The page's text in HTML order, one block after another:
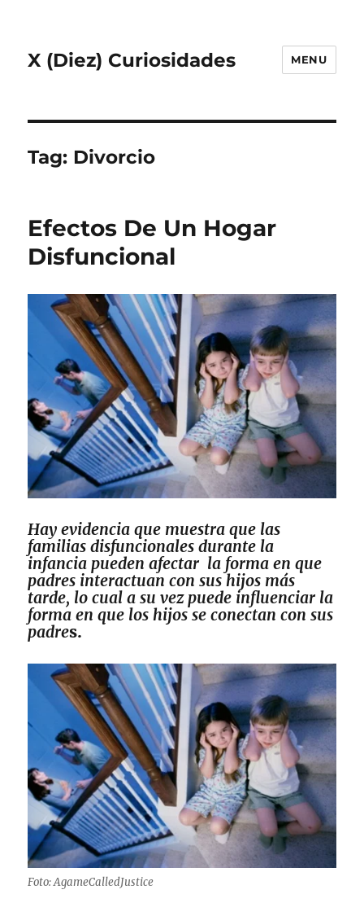
X (Diez) Curiosidades MENU
Tag: Divorcio
Efectos De Un Hogar
Disfuncional
Hay evidencia que muestra que las
familias disfuncionales durante la
infancia pueden afectar la forma en que
padres interactuan con sus hijos más
tarde, lo cual a su vez puede influenciar la
forma en que los hijos se conectan con sus
padres.
Foto: AgameCalledJustice